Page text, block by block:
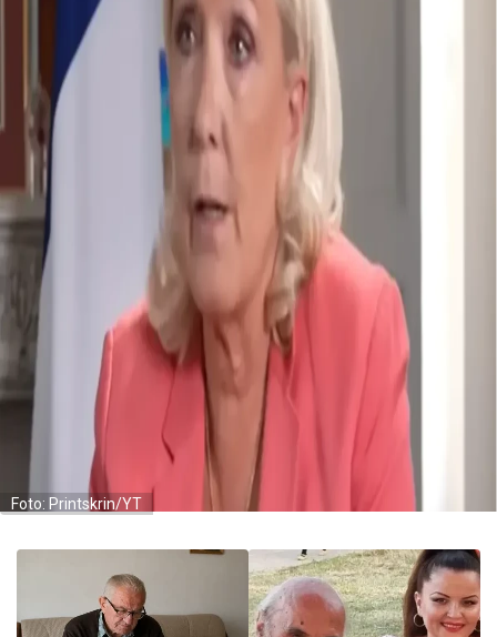
Foto: Printskrin/YT